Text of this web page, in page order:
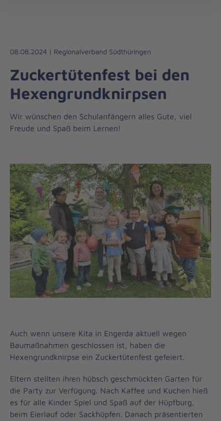
08.08.2024 | Regionalverband Südthüringen
Zuckertütenfest bei den
Hexengrundknirpsen
Wir wünschen den Schulanfängern alles Gute, viel
Freude und Spaß beim Lernen!
Auch wenn unsere Kita in Engerda aktuell wegen
Baumaßnahmen geschlossen ist, haben die
Hexengrundknirpse ein Zuckertütenfest gefeiert.
Eltern stellten ihren hübsch geschmückten Garten für
die Party zur Verfügung. Nach Kaffee und Kuchen hieß
es für alle Kinder Spiel und Spaß auf der Hüpfburg,
beim Eierlauf oder Sackhüpfen. Danach präsentierten